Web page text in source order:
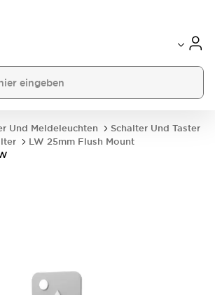
Und Meldeleuchten
Schalter Und Taster
LW 25mm Flush Mount